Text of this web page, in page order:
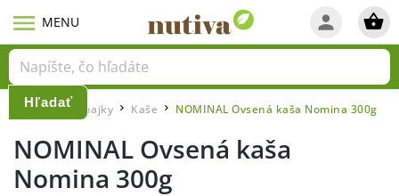
Hľadať
Domov / Raňajky / Kaše / NOMINAL Ovsená kaša Nomina 300g
NOMINAL Ovsená kaša
Nomina 300g